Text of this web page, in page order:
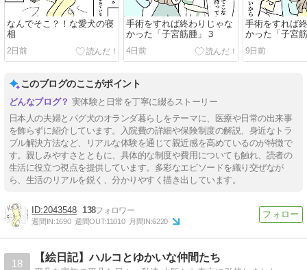
なんでそこ？！な愛犬の寝
相
2日前
手術をすれば終わりじゃな
かった「子宮筋腫」３
4日前
手術をすれば
かった「子宮
9日前
このブログのここがポイント
実体験と日常を丁寧に綴るストーリー
日本人の夫婦とパグ犬のオランダ暮らしをテーマに、医療や日常の出来事
を飾らずに紹介しています。入院費の詳細や保険制度の解説、身近なトラ
ブル解決方法など、リアルな体験を通じて親近感を高めているのが特徴で
す。親しみやすさとともに、具体的な制度や費用についても触れ、読者の
生活に役立つ視点を提供しています。多彩なエピソードを織り交ぜなが
ら、生活のリアルを鋭く、分かりやすく描き出しています。
2043548 138
週間IN:1690 週間OUT:11010 月間IN:6220
18
【絵日記】ハルコとゆかいな仲間たち